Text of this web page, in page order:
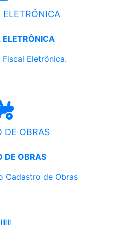
ELETRÔNICA
ELETRÔNICA
Eletrônica.
DE OBRAS
DE OBRAS
Cadastro de Obras